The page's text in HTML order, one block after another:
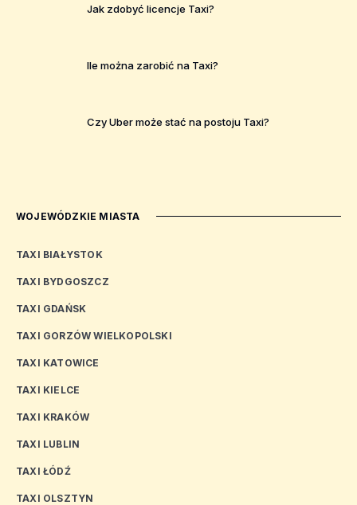
Jak zdobyć licencje Taxi?
Ile można zarobić na Taxi?
Czy Uber może stać na postoju Taxi?
WOJEWÓDZKIE MIASTA
TAXI BIAŁYSTOK
TAXI BYDGOSZCZ
TAXI GDAŃSK
TAXI GORZÓW WIELKOPOLSKI
TAXI KATOWICE
TAXI KIELCE
TAXI KRAKÓW
TAXI LUBLIN
TAXI ŁÓDŹ
TAXI OLSZTYN